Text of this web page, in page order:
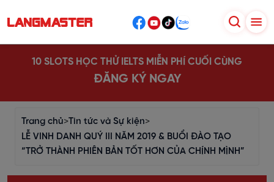
10 SLOTS HỌC THỬ IELTS MIỄN PHÍ CUỐI CÙNG
ĐĂNG KÝ NGAY
Trang chủ>Tin tức và Sự kiện>
LỄ VINH DANH QUÝ III NĂM 2019 & BUỔI ĐÀO TẠO
“TRỞ THÀNH PHIÊN BẢN TỐT HƠN CỦA CHÍNH MÌNH”